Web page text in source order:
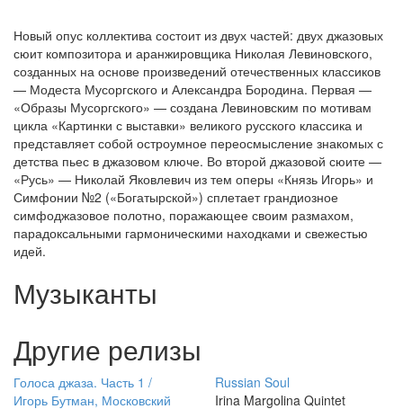
Новый опус коллектива состоит из двух частей: двух джазовых
сюит композитора и аранжировщика Николая Левиновского,
созданных на основе произведений отечественных классиков
— Модеста Мусоргского и Александра Бородина. Первая —
«Образы Мусоргского» — создана Левиновским по мотивам
цикла «Картинки с выставки» великого русского классика и
представляет собой остроумное переосмысление знакомых с
детства пьес в джазовом ключе. Во второй джазовой сюите —
«Русь» — Николай Яковлевич из тем оперы «Князь Игорь» и
Симфонии №2 («Богатырской») сплетает грандиозное
симфоджазовое полотно, поражающее своим размахом,
парадоксальными гармоническими находками и свежестью
идей.
Музыканты
Другие релизы
Голоса джаза. Часть 1 /
Игорь Бутман, Московский
Russian Soul
Irina Margolina Quintet